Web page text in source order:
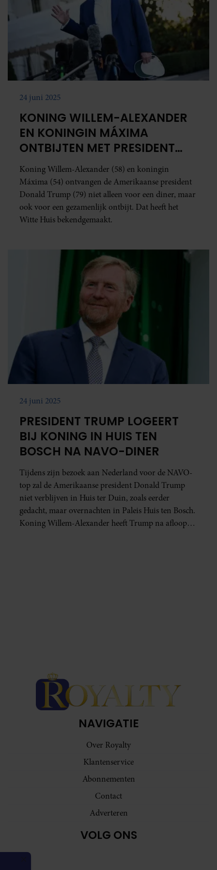
gaat akkoord met onze cookies als u onze website blijft
gebruiken.
24 juni 2025
KONING WILLEM-ALEXANDER
EN KONINGIN MÁXIMA
ONTBIJTEN MET PRESIDENT
TRUMP
Koning Willem-Alexander (58) en koningin
Máxima (54) ontvangen de Amerikaanse president
Donald Trump (79) niet alleen voor een diner, maar
ook voor een gezamenlijk ontbijt. Dat heeft het
Witte Huis bekendgemaakt.
24 juni 2025
PRESIDENT TRUMP LOGEERT
BIJ KONING IN HUIS TEN
BOSCH NA NAVO-DINER
Tijdens zijn bezoek aan Nederland voor de NAVO-
top zal de Amerikaanse president Donald Trump
niet verblijven in Huis ter Duin, zoals eerder
gedacht, maar overnachten in Paleis Huis ten Bosch.
Koning Willem-Alexander heeft Trump na afloop
NAVIGATIE
Over Royalty
Klantenservice
Abonnementen
Contact
Adverteren
VOLG ONS